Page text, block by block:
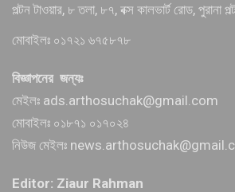
পল্টন টাওয়ার, ৮ তলা, ৮৭, বক্স কালভার্ট রোড, পুরানা
মোবাইলঃ ০১৭২১ ৬৭৫৮৭৮
বিজ্ঞাপনের জন্যঃ
মেইলঃ ads.arthosuchak@gmail.com
মোবাইলঃ ০১৮৭১ ০১৭০২৪
নিউজ মেইলঃ
Editor: Ziaur Rahman